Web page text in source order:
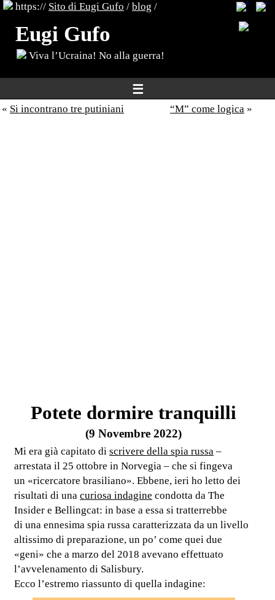
https:// Sito di Eugi Gufo / blog /
Eugi Gufo
Viva l’Ucraina! No alla guerra!
☰
« Si incontrano tre putiniani “M” come logica »
Potete dormire tranquilli
(9 Novembre 2022)
Mi era già capitato di scrivere della spia russa –
arrestata il 25 ottobre in Norvegia – che si fingeva
un «ricercatore brasiliano». Ebbene, ieri ho letto dei
risultati di una curiosa indagine condotta da The
Insider e Bellingcat: in base a essa si tratterrebbe
di una ennesima spia russa caratterizzata da un livello
altissimo di preparazione, un po’ come quei due
«geni» che a marzo del 2018 avevano effettuato
l’avvelenamento di Salisbury.
Ecco l’estremo riassunto di quella indagine: